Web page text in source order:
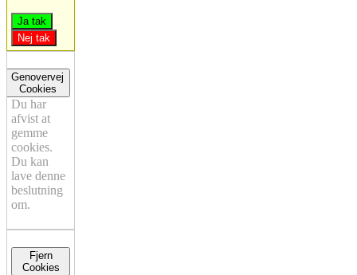
Ja tak
Nej tak
Genovervej
Cookies
Du har
afvist at
gemme
cookies.
Du kan
lave denne
beslutning
om.
Fjern
Cookies